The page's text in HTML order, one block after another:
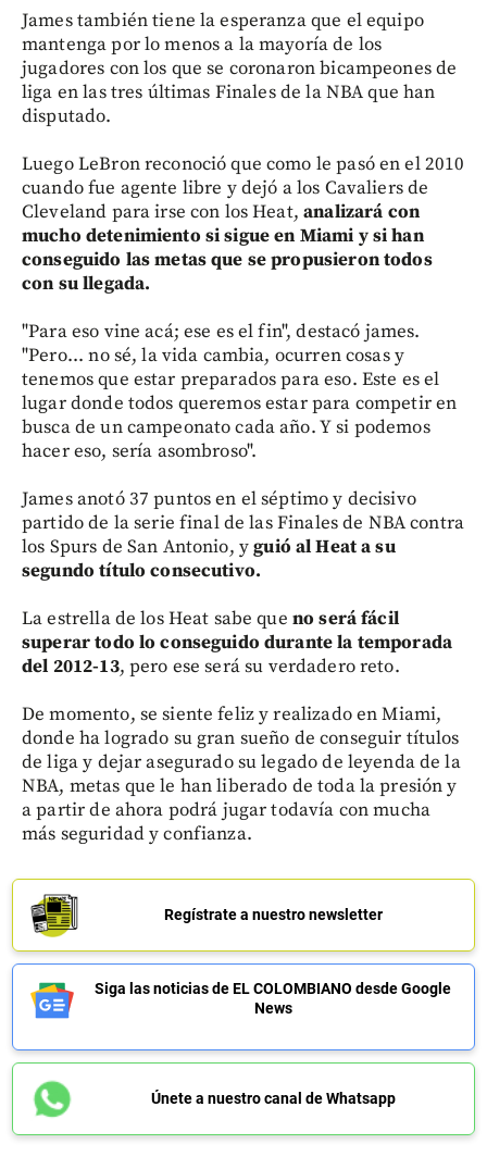
James también tiene la esperanza que el equipo
mantenga por lo menos a la mayoría de los
jugadores con los que se coronaron bicampeones de
liga en las tres últimas Finales de la NBA que han
disputado.
Luego LeBron reconoció que como le pasó en el 2010
cuando fue agente libre y dejó a los Cavaliers de
Cleveland para irse con los Heat,analizará con
mucho detenimiento si sigue en Miami y si han
conseguido las metas que se propusieron todos
con su llegada.
"Para eso vine acá; ese es el fin", destacó james.
"Pero... no sé, la vida cambia, ocurren cosas y
tenemos que estar preparados para eso. Este es el
lugar donde todos queremos estar para competir en
busca de un campeonato cada año. Y si podemos
hacer eso, sería asombroso".
James anotó 37 puntos en el séptimo y decisivo
partido de la serie final de las Finales de NBA contra
los Spurs de San Antonio, yguió al Heat a su
segundo título consecutivo.
La estrella de los Heat sabe que no será fácil
superar todo lo conseguido durante la temporada
del 2012-13, pero ese será su verdadero reto.
De momento, se siente feliz y realizado en Miami,
donde ha logrado su gran sueño de conseguir títulos
de liga y dejar asegurado su legado de leyenda de la
NBA, metas que le han liberado de toda la presión y
a partir de ahora podrá jugar todavía con mucha
más seguridad y confianza.
Regístrate a nuestro newsletter
Siga las noticias de EL COLOMBIANO desde Google
News
Únete a nuestro canal de Whatsapp